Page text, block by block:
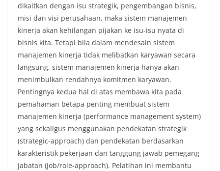
dikaitkan dengan isu strategik, pengembangan bisnis,
misi dan visi perusahaan, maka sistem manajemen
kinerja akan kehilangan pijakan ke isu-isu nyata di
bisnis kita. Tetapi bila dalam mendesain sistem
manajemen kinerja tidak melibatkan karyawan secara
langsung, sistem manajemen kinerja hanya akan
menimbulkan rendahnya komitmen karyawan.
Pentingnya kedua hal di atas membawa kita pada
pemahaman betapa penting membuat sistem
manajemen kinerja (performance management system)
yang sekaligus menggunakan pendekatan strategik
(strategic-approach) dan pendekatan berdasarkan
karakteristik pekerjaan dan tanggung jawab pemegang
jabatan (job/role-approach). Pelatihan ini membantu